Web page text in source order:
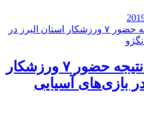
۲ مدال برنز نتیجه حضور ۷ ورزشکار
در بازی‌های آسیایی